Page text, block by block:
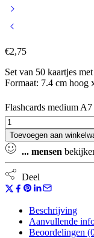
€2,75
Set van 50 kaartjes
Formaat: 7.4 cm hoog
Flashcards medium
Toevoegen aan
... mensen
Deel
Beschrijving
Aanvullende
Beoordelingen